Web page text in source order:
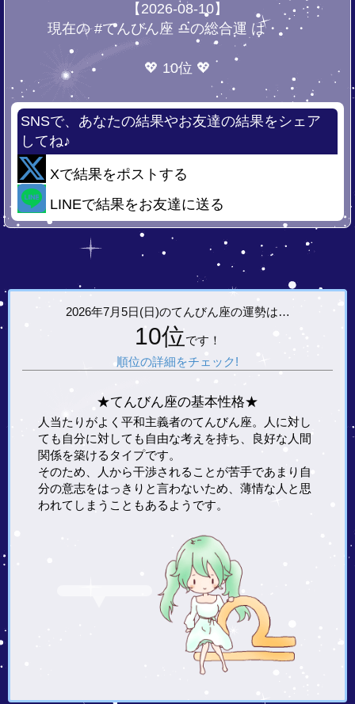
【2026-08-10】
現在の #てんびん座 ♎の総合運 は・・・
💖 10位 💖
SNSで、あなたの結果やお友達の結果をシェア
してね♪
Xで結果をポストする
LINEで結果をお友達に送る
2026年7月5日(日)のてんびん座の運勢は…
10位です！
順位の詳細をチェック!
★てんびん座の基本性格★
人当たりがよく平和主義者のてんびん座。人に対し
ても自分に対しても自由な考えを持ち、良好な人間
関係を築けるタイプです。
そのため、人から干渉されることが苦手であまり自
分の意志をはっきりと言わないため、薄情な人と思
われてしまうこともあるようです。